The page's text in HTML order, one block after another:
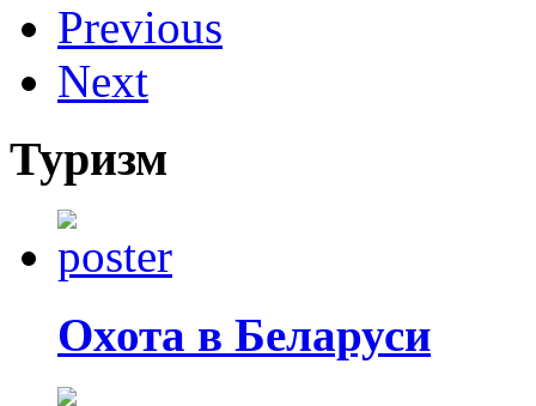
Previous
Next
Туризм
Охота в Беларуси